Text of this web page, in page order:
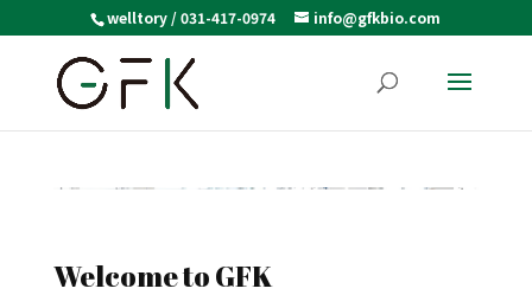
welltory / 031-417-0974 info@gfkbio.com
Welcome to GFK